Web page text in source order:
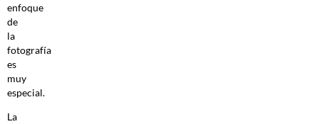
enfoque
de
la
fotografía
es
muy
especial.
La